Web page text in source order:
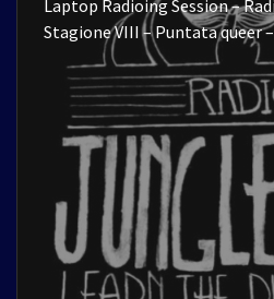
Laptop Radioing Session –
Stagione VIII – Puntata queer